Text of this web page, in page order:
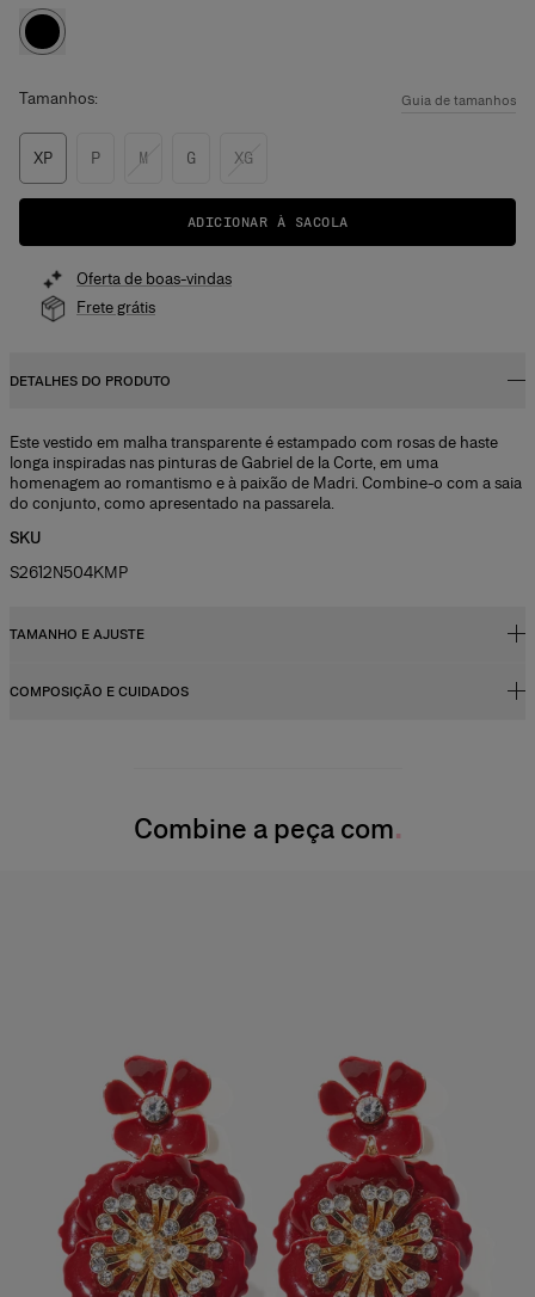
Tamanhos: Guia de tamanhos
XP P M G XG
ADICIONAR À SACOLA
Oferta de boas-vindas
Frete grátis
DETALHES DO PRODUTO
Este vestido em malha transparente é estampado com rosas de haste
longa inspiradas nas pinturas de Gabriel de la Corte, em uma
homenagem ao romantismo e à paixão de Madri. Combine-o com a saia
do conjunto, como apresentado na passarela.
SKU
S2612N504KMP
TAMANHO E AJUSTE
Corte justo, longo
COMPOSIÇÃO E CUIDADOS
Somente limpeza de manchas pontuais
Combine a peça com